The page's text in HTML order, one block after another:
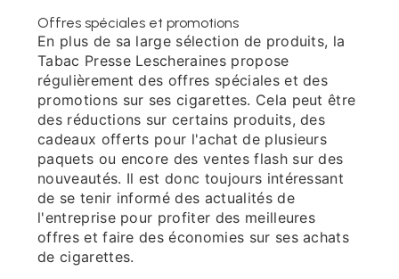
Offres spéciales et promotions
En plus de sa large sélection de produits, la
Tabac Presse Lescheraines propose
régulièrement des offres spéciales et des
promotions sur ses cigarettes. Cela peut être
des réductions sur certains produits, des
cadeaux offerts pour l'achat de plusieurs
paquets ou encore des ventes flash sur des
nouveautés. Il est donc toujours intéressant
de se tenir informé des actualités de
l'entreprise pour profiter des meilleures
offres et faire des économies sur ses achats
de cigarettes.